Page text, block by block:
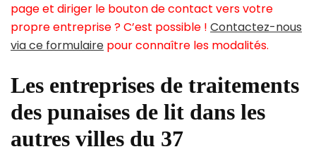
page et diriger le bouton de contact vers votre
propre entreprise ? C’est possible ! Contactez-nous
via ce formulaire pour connaître les modalités.
Les entreprises de traitements
des punaises de lit dans les
autres villes du 37